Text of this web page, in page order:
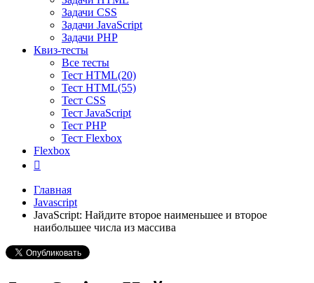
Задачи CSS
Задачи JavaScript
Задачи PHP
Квиз-тесты
Все тесты
Тест HTML(20)
Тест HTML(55)
Тест CSS
Тест JavaScript
Тест PHP
Тест Flexbox
Flexbox

Главная
Javascript
JavaScript: Найдите второе наименьшее и второе
наибольшее числа из массива